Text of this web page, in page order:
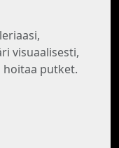
visuaalisesti,
hoitaa putket.